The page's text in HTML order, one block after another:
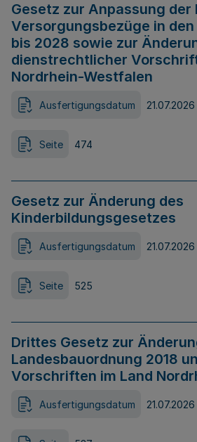
Gesetz zur Anpassung der
Versorgungsbezüge in
bis 2028 sowie zur
dienstrechtlicher
Nordrhein-Westfalen
Ausfertigungsdatum 21.07.2026
Seite 474
Gesetz zur Änderung des
Kinderbildungsgesetzes
Ausfertigungsdatum 21.07.2026
Seite 525
Drittes Gesetz zur
Landesbauordnung 2018
Vorschriften im Land
Ausfertigungsdatum 21.07.2026